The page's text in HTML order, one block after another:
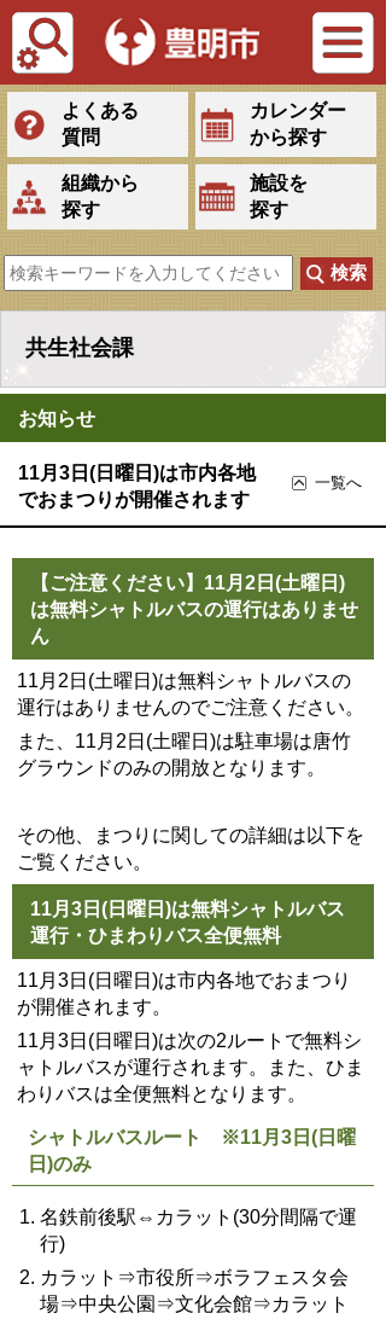
Tiếng Việt
よくある
質問
カレンダー
から探す
組織から
探す
施設を
探す
共生社会課
お知らせ
11月3日(日曜日)は市内各地
でおまつりが開催されます
一覧へ
【ご注意ください】11月2日(土曜日)
は無料シャトルバスの運行はありませ
ん
11月2日(土曜日)は無料シャトルバスの
運行はありませんのでご注意ください。
また、11月2日(土曜日)は駐車場は唐竹
グラウンドのみの開放となります。
その他、まつりに関しての詳細は以下を
ご覧ください。
11月3日(日曜日)は無料シャトルバス
運行・ひまわりバス全便無料
11月3日(日曜日)は市内各地でおまつり
が開催されます。
11月3日(日曜日)は次の2ルートで無料シ
ャトルバスが運行されます。また、ひま
わりバスは全便無料となります。
シャトルバスルート ※11月3日(日曜
日)のみ
名鉄前後駅⇔カラット(30分間隔で運
行)
カラット⇒市役所⇒ボラフェスタ会
場⇒中央公園⇒文化会館⇒カラット